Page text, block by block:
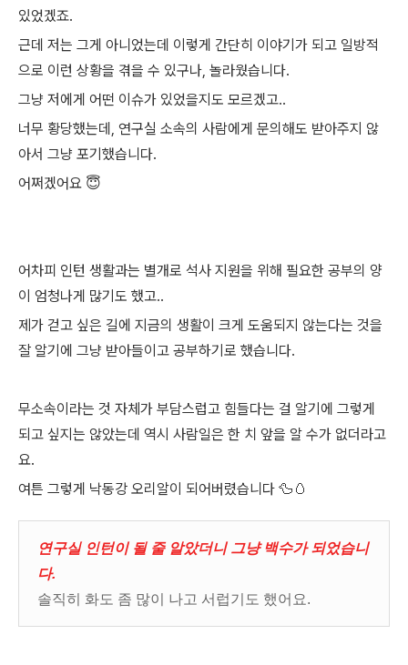
있었겠죠.
근데 저는 그게 아니었는데 이렇게 간단히 이야기가 되고 일방적
으로 이런 상황을 겪을 수 있구나, 놀라웠습니다.
그냥 저에게 어떤 이슈가 있었을지도 모르겠고..
너무 황당했는데, 연구실 소속의 사람에게 문의해도 받아주지 않
아서 그냥 포기했습니다.
어쩌겠어요 😇
어차피 인턴 생활과는 별개로 석사 지원을 위해 필요한 공부의 양
이 엄청나게 많기도 했고..
제가 걷고 싶은 길에 지금의 생활이 크게 도움되지 않는다는 것을
잘 알기에 그냥 받아들이고 공부하기로 했습니다.
무소속이라는 것 자체가 부담스럽고 힘들다는 걸 알기에 그렇게
되고 싶지는 않았는데 역시 사람일은 한 치 앞을 알 수가 없더라고
요.
여튼 그렇게 낙동강 오리알이 되어버렸습니다 🦆🥚
연구실 인턴이 될 줄 알았더니 그냥 백수가 되었습니
다.
솔직히 화도 좀 많이 나고 서럽기도 했어요.